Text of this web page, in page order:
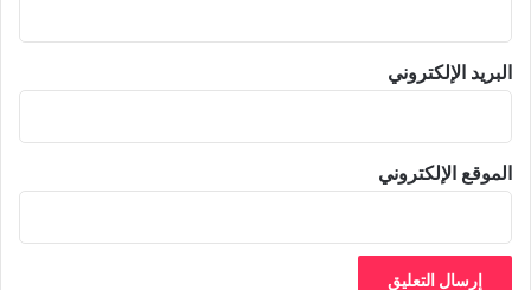
البريد الإلكتروني
الموقع الإلكتروني